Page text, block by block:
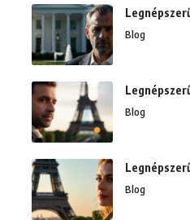
Blog
Blog
Blog